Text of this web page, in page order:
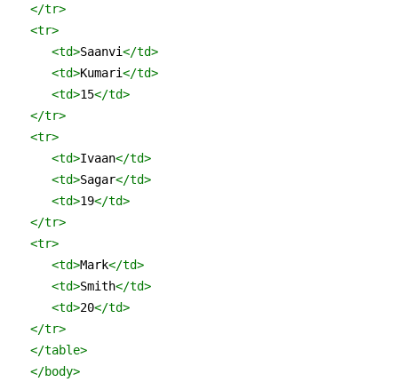
</tr>
<tr>
<td>Saanvi</td>
<td>Kumari</td>
<td>15</td>
</tr>
<tr>
<td>Ivaan</td>
<td>Sagar</td>
<td>19</td>
</tr>
<tr>
<td>Mark</td>
<td>Smith</td>
<td>20</td>
</tr>
</table>
</body>